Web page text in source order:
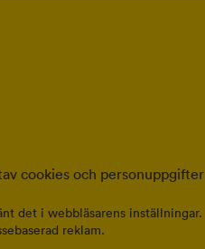
cookies och personuppgifter
det i webbläsarens inställningar.
reklam.